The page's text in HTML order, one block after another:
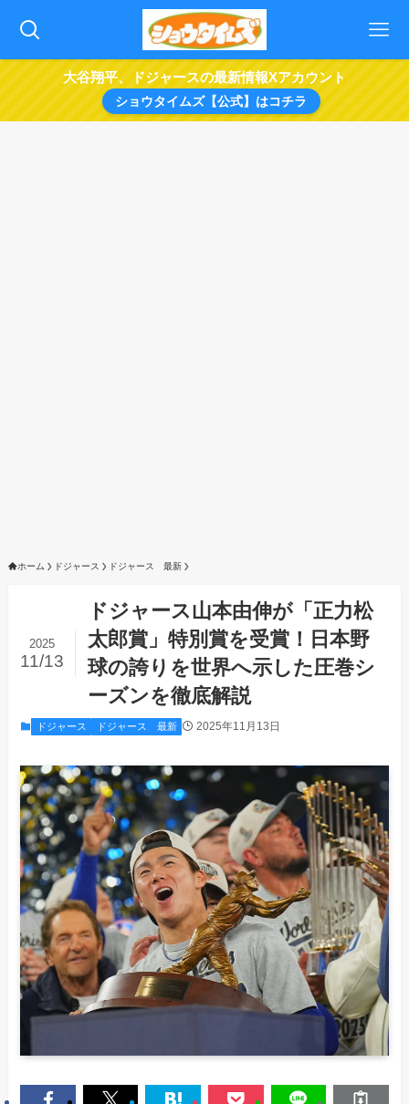
大谷翔平、ドジャースの最新情報Xアカウント
ショウタイムズ【公式】はコチラ
ホーム ドジャース ドジャース 最新
ドジャース山本由伸が「正力松
太郎賞」特別賞を受賞！日本野
球の誇りを世界へ示した圧巻シ
ーズンを徹底解説
2025
11/13
ドジャース ドジャース 最新 2025年11月13日